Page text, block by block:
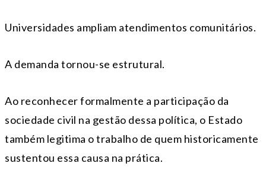
Universidades ampliam atendimentos comunitários.
A demanda tornou-se estrutural.
Ao reconhecer formalmente a participação da
sociedade civil na gestão dessa política, o Estado
também legitima o trabalho de quem historicamente
sustentou essa causa na prática.